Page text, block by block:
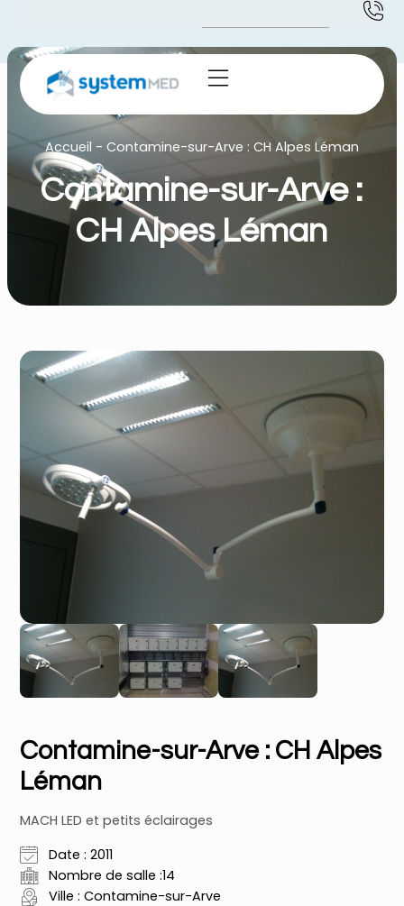
Accueil - Contamine-sur-Arve : CH Alpes Léman
Contamine-sur-Arve :
CH Alpes Léman
Contamine-sur-Arve : CH Alpes
Léman
MACH LED et petits éclairages
Date : 2011
Nombre de salle :14
Ville : Contamine-sur-Arve